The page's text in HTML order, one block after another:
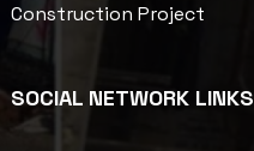
Construction Project
SOCIAL NETWORK LINKS